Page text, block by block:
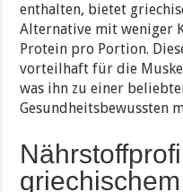
enthalten, bietet
Alternative mit weniger
Protein pro Portion.
vorteilhaft für die
was ihn zu einer
Gesundheitsbewussten